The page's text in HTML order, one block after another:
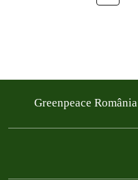
Greenpeace România